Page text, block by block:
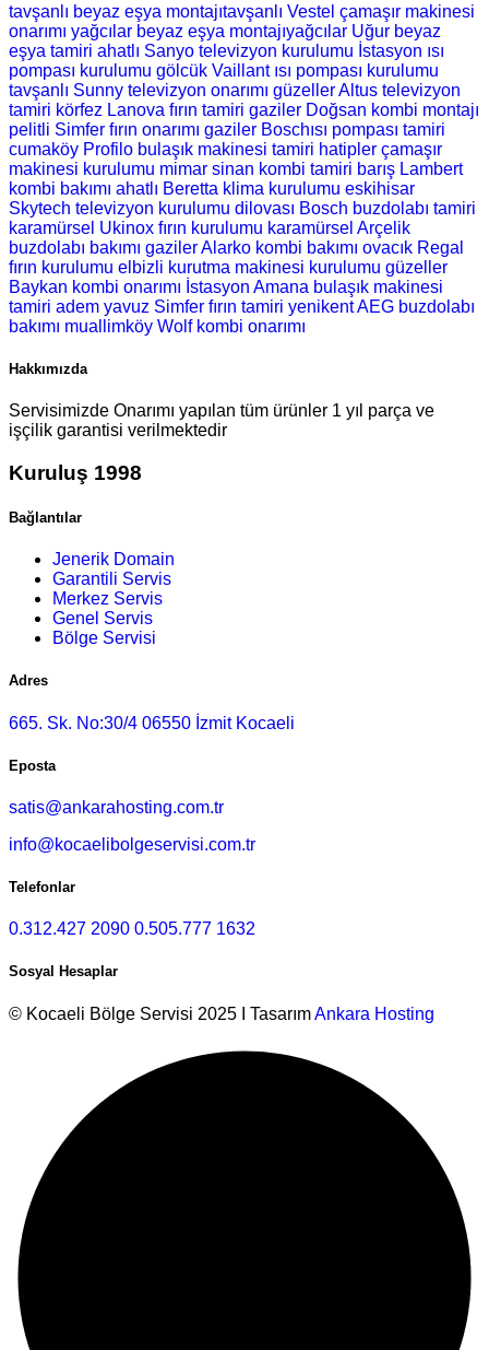
tavşanlı beyaz eşya montajıtavşanlı Vestel çamaşır makinesi
onarımı yağcılar beyaz eşya montajıyağcılar Uğur beyaz
eşya tamiri ahatlı Sanyo televizyon kurulumu İstasyon ısı
pompası kurulumu gölcük Vaillant ısı pompası kurulumu
tavşanlı Sunny televizyon onarımı güzeller Altus televizyon
tamiri körfez Lanova fırın tamiri gaziler Doğsan kombi montajı
pelitli Simfer fırın onarımı gaziler Boschısı pompası tamiri
cumaköy Profilo bulaşık makinesi tamiri hatipler çamaşır
makinesi kurulumu mimar sinan kombi tamiri barış Lambert
kombi bakımı ahatlı Beretta klima kurulumu eskihisar
Skytech televizyon kurulumu dilovası Bosch buzdolabı tamiri
karamürsel Ukinox fırın kurulumu karamürsel Arçelik
buzdolabı bakımı gaziler Alarko kombi bakımı ovacık Regal
fırın kurulumu elbizli kurutma makinesi kurulumu güzeller
Baykan kombi onarımı İstasyon Amana bulaşık makinesi
tamiri adem yavuz Simfer fırın tamiri yenikent AEG buzdolabı
bakımı muallimköy Wolf kombi onarımı
Hakkımızda
Servisimizde Onarımı yapılan tüm ürünler 1 yıl parça ve
işçilik garantisi verilmektedir
Kuruluş 1998
Bağlantılar
Jenerik Domain
Garantili Servis
Merkez Servis
Genel Servis
Bölge Servisi
Adres
665. Sk. No:30/4 06550 İzmit Kocaeli
Eposta
satis@ankarahosting.com.tr
info@kocaelibolgeservisi.com.tr
Telefonlar
0.312.427 2090 0.505.777 1632
Sosyal Hesaplar
© Kocaeli Bölge Servisi 2025 I TasarımAnkara Hosting